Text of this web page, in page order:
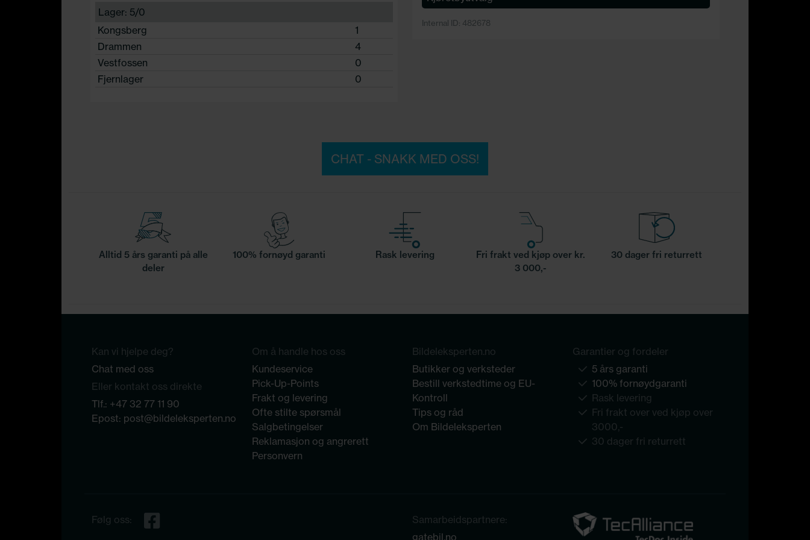
Lager: 5/0
Kongsberg
1
Drammen
4
Vestfossen
0
Fjernlager
0
Internal ID: 482678
CHAT - SNAKK MED OSS!
Alltid 5 års garanti på alle
deler
100% fornøyd garanti Rask levering
Fri frakt ved kjøp over kr.
3 000,-
30 dager fri returrett
Kan vi hjelpe deg?
Chat med oss
Eller kontakt oss direkte
Tlf.: +47 32 77 11 90
Epost: post@bildeleksperten.no
Om å handle hos oss
Kundeservice
Pick-Up-Points
Frakt og levering
Ofte stilte spørsmål
Salgbetingelser
Reklamasjon og angrerett
Personvern
Bildeleksperten.no
Butikker og verksteder
Bestill verkstedtime og EU-
Kontroll
Tips og råd
Om Bildeleksperten
Garantier og fordeler
5 års garanti
100% fornøydgaranti
Rask levering
Fri frakt over ved kjøp over
3000,-
30 dager fri returrett
Følg oss:
Samarbeidspartnere:
gatebil.no